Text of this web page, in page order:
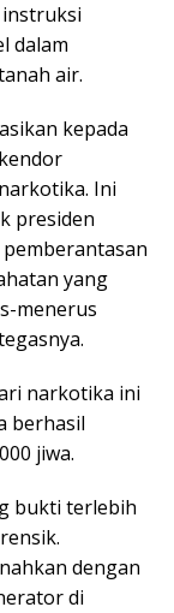
dalam
air.
kepada
Ini
presiden
yang
menerus
narkotika ini
berhasil
jiwa.
bukti terlebih
dengan
di